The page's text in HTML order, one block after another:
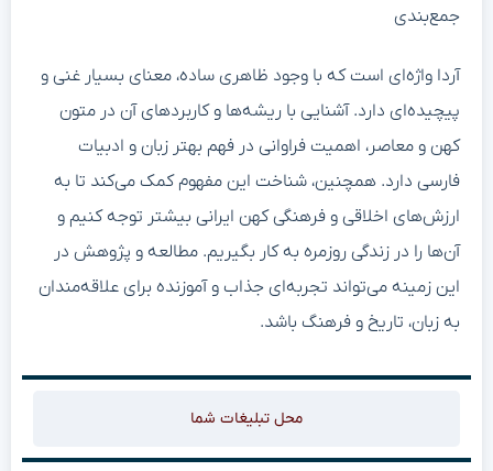
جمع‌بندی
آردا واژه‌ای است که با وجود ظاهری ساده، معنای بسیار غنی و
پیچیده‌ای دارد. آشنایی با ریشه‌ها و کاربردهای آن در متون
کهن و معاصر، اهمیت فراوانی در فهم بهتر زبان و ادبیات
فارسی دارد. همچنین، شناخت این مفهوم کمک می‌کند تا به
ارزش‌های اخلاقی و فرهنگی کهن ایرانی بیشتر توجه کنیم و
آن‌ها را در زندگی روزمره به کار بگیریم. مطالعه و پژوهش در
این زمینه می‌تواند تجربه‌ای جذاب و آموزنده برای علاقه‌مندان
به زبان، تاریخ و فرهنگ باشد.
محل تبلیغات شما